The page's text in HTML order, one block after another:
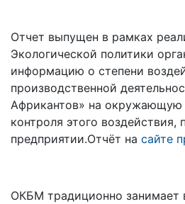
Отчет выпущен в рамках
Экологической политики
информацию о степени
производственной
Африкантов» на окружающую
контроля этого
предприятии.Отчёт на сайте
ОКБМ традиционно занимает